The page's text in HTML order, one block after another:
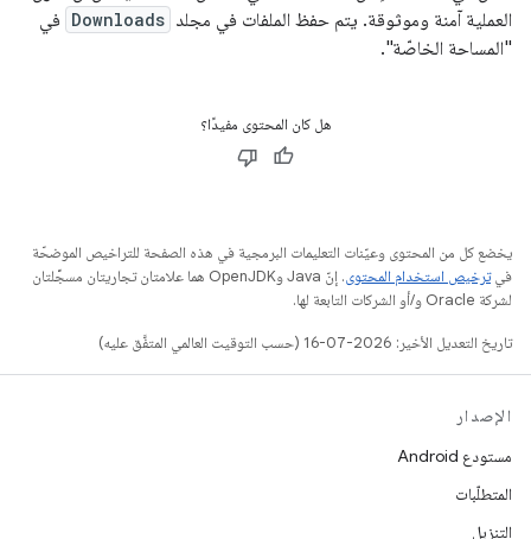
العملية آمنة وموثوقة. يتم حفظ الملفات في مجلد Downloads في
"المساحة الخاصّة".
هل كان المحتوى مفيدًا؟
يخضع كل من المحتوى وعيّنات التعليمات البرمجية في هذه الصفحة للتراخيص الموضحّة
فيترخيص استخدام المحتوى
. إنّ Java وOpenJDK هما علامتان تجاريتان مسجَّلتان
لشركة Oracle و/أو الشركات التابعة لها.
تاريخ التعديل الأخير: 2026-07-16 (حسب التوقيت العالمي المتفَّق عليه)
الإصدار
مستودع Android
المتطلّبات
التنزيل